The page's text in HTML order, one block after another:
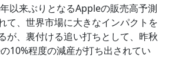
以来ぶりとなるAppleの販売高予測
て、世界市場に大きなインパクトを
が、裏付ける追い打ちとして、昨秋
10%程度の減産が打ち出されてい